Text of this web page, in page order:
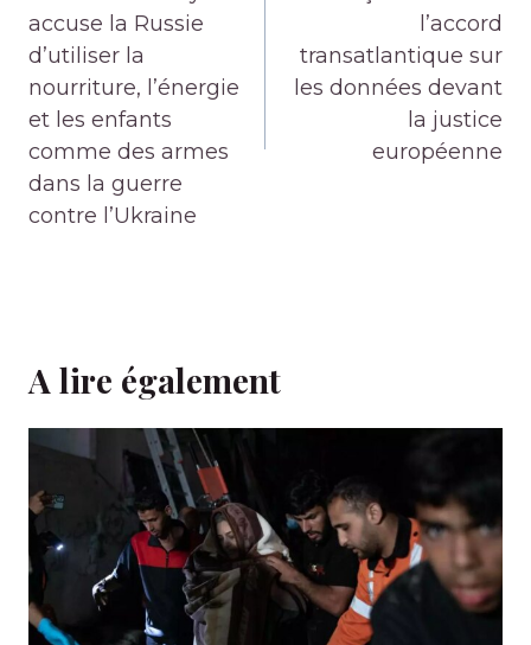
accuse la Russie
d’utiliser la
nourriture, l’énergie
et les enfants
comme des armes
dans la guerre
contre l’Ukraine
l’accord
transatlantique sur
les données devant
la justice
européenne
A lire également